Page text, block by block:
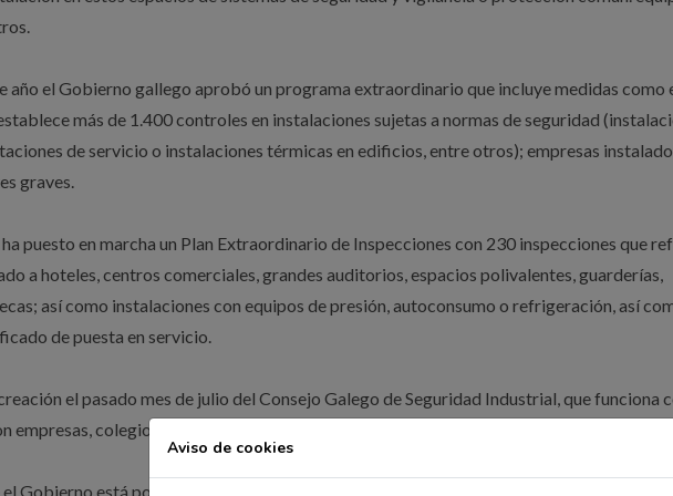
año el Gobierno gallego aprobó un programa extraordinario que incluye medidas como
más de 1.400 controles en instalaciones sujetas a normas de seguridad
de servicio o instalaciones térmicas en edificios, entre otros); empresas
graves.
puesto en marcha un Plan Extraordinario de Inspecciones con 230 inspecciones que
a hoteles, centros comerciales, grandes auditorios, espacios polivalentes, guarderías,
así como instalaciones con equipos de presión, autoconsumo o refrigeración, así
de puesta en servicio.
el pasado mes de julio del Consejo Galego de Seguridad Industrial, que funciona
empresas, colegios y asociaciones para conocer los problemas actuales y articular
Gobierno está poniendo la industria en el centro de su estrategia económica y, en este
Aviso de cookies